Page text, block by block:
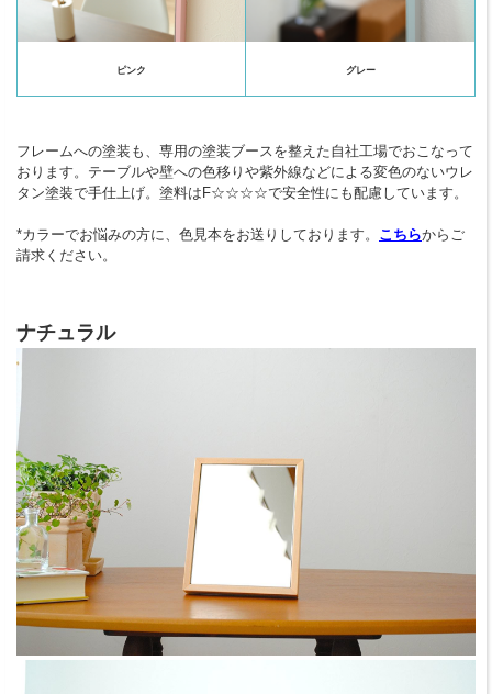
ピンク グレー
フレームへの塗装も、専用の塗装ブースを整えた自社工場でおこなって
おります。テーブルや壁への色移りや紫外線などによる変色のないウレ
タン塗装で手仕上げ。塗料はF☆☆☆☆で安全性にも配慮しています。
*カラーでお悩みの方に、色見本をお送りしております。 こちらからご
請求ください。
ナチュラル